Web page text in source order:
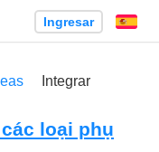
Ingresar
Integrar
loại phụ